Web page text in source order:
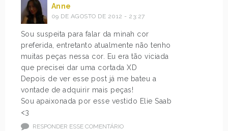
Anne
09 DE AGOSTO DE 2012 - 23:27
Sou suspeita para falar da minah cor
preferida, entretanto atualmente não tenho
muitas peças nessa cor. Eu era tão viciada
que precisei dar uma cortada XD
Depois de ver esse post já me bateu a
vontade de adquirir mais peças!
Sou apaixonada por esse vestido Elie Saab
<3
RESPONDER ESSE COMENTÁRIO